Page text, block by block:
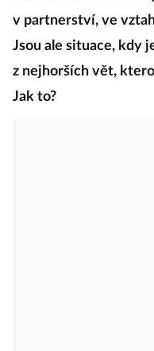
v partnerství, ve
Jsou ale situace, kdy
z nejhorších vět,
Jak to?